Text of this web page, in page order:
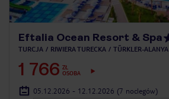
Eftalia Ocean Resort & Spa
TURCJA RIWIERA TURECKA TÜRKLER-ALANYA
1 766 ZŁ
OSOBA
05.12.2026 - 12.12.2026 (7 noclegów)